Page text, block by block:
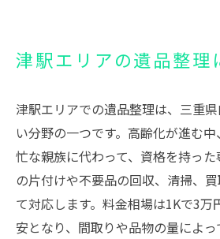
津駅エリアの遺品整理
津駅エリアでの遺品整理は、三重
い分野の一つです。高齢化が進む
忙な親族に代わって、資格を持っ
の片付けや不要品の回収、清掃、
て対応します。料金相場は1Kで3万
安となり、間取りや品物の量によ